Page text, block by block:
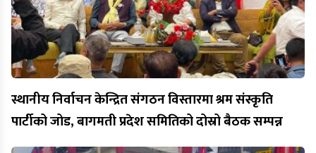
स्थानीय निर्वाचन केन्द्रित संगठन विस्तारमा श्रम संस्कृति
पार्टीको जोड, बागमती प्रदेश समितिको दोस्रो बैठक सम्पन्न